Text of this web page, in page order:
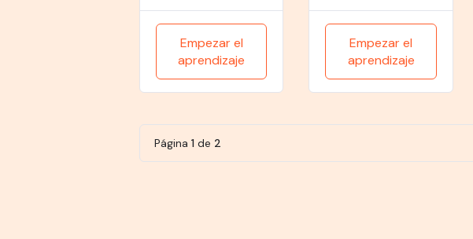
Empezar el
aprendizaje
Empezar el
aprendizaje
Página 1 de 2